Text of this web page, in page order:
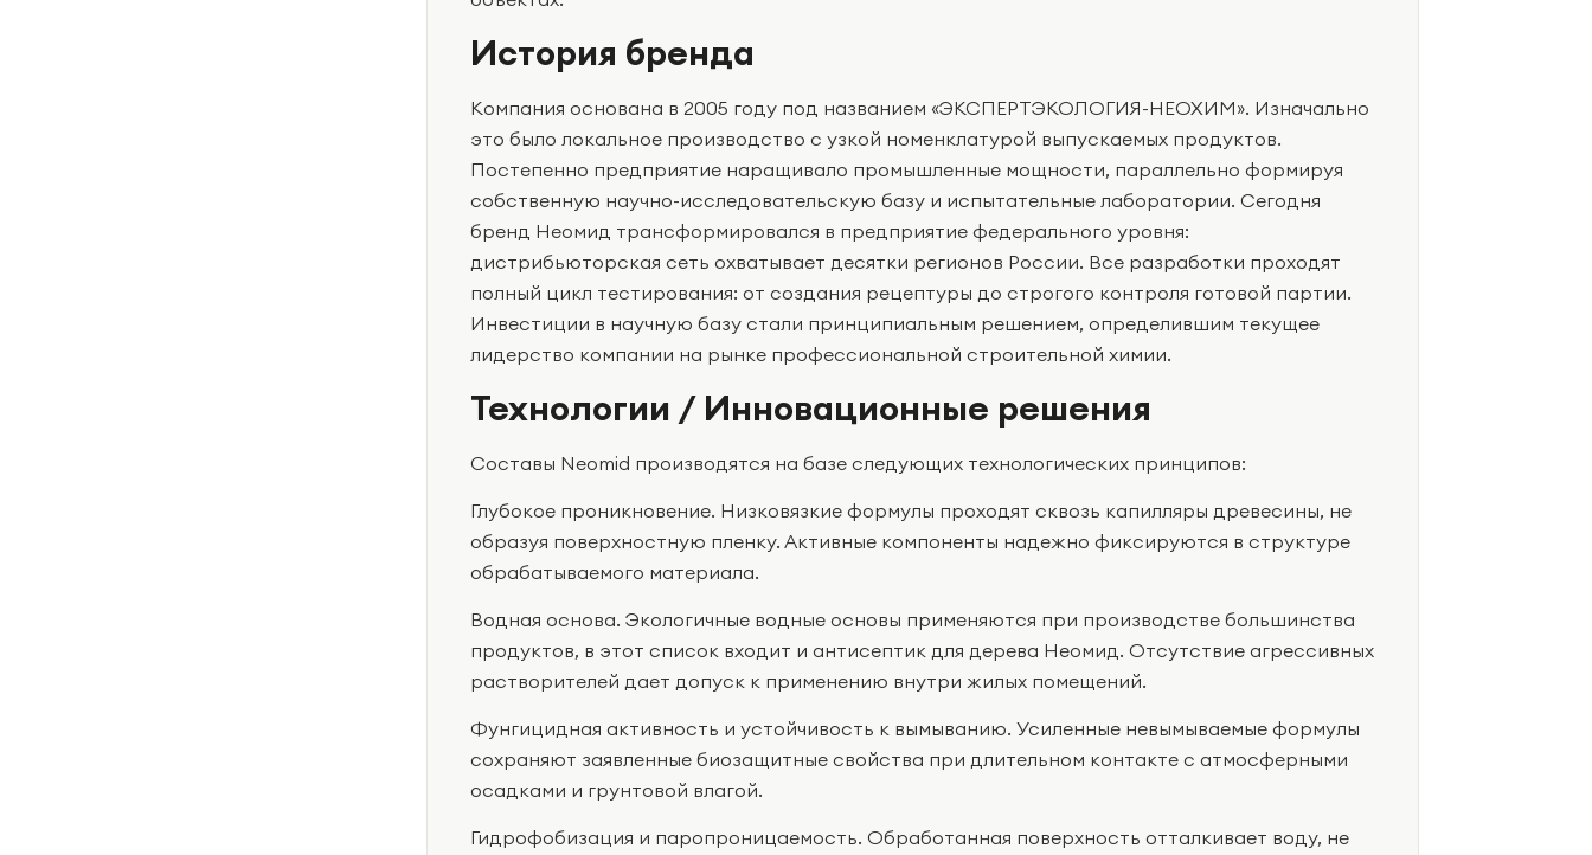
История бренда
Компания основана в 2005 году под названием «ЭКСПЕРТЭКОЛОГИЯ-НЕОХИМ». Изначально
это было локальное производство с узкой номенклатурой выпускаемых продуктов.
Постепенно предприятие наращивало промышленные мощности, параллельно формируя
собственную научно-исследовательскую базу и испытательные лаборатории. Сегодня
бренд Неомид трансформировался в предприятие федерального уровня:
дистрибьюторская сеть охватывает десятки регионов России. Все разработки проходят
полный цикл тестирования: от создания рецептуры до строгого контроля готовой партии.
Инвестиции в научную базу стали принципиальным решением, определившим текущее
лидерство компании на рынке профессиональной строительной химии.
Технологии / Инновационные решения
Составы Neomid производятся на базе следующих технологических принципов:
Глубокое проникновение. Низковязкие формулы проходят сквозь капилляры древесины, не
образуя поверхностную пленку. Активные компоненты надежно фиксируются в структуре
обрабатываемого материала.
Водная основа. Экологичные водные основы применяются при производстве большинства
продуктов, в этот список входит и антисептик для дерева Неомид. Отсутствие агрессивных
растворителей дает допуск к применению внутри жилых помещений.
Фунгицидная активность и устойчивость к вымыванию. Усиленные невымываемые формулы
сохраняют заявленные биозащитные свойства при длительном контакте с атмосферными
осадками и грунтовой влагой.
Гидрофобизация и паропроницаемость. Обработанная поверхность отталкивает воду, не